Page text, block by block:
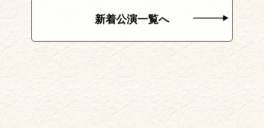
新着公演一覧へ